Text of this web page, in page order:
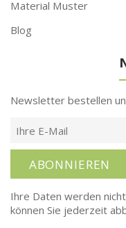
Material Muster
Blog
Newsletter bestellen
ABONNIEREN
Ihre Daten werden
können Sie jederzeit